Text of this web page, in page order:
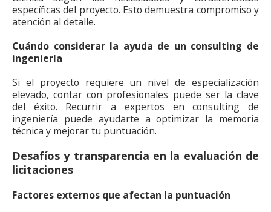
específicas del proyecto. Esto demuestra compromiso y
atención al detalle.
Cuándo considerar la ayuda de un consulting de
ingeniería
Si el proyecto requiere un nivel de especialización
elevado, contar con profesionales puede ser la clave
del éxito. Recurrir a expertos en consulting de
ingeniería puede ayudarte a optimizar la memoria
técnica y mejorar tu puntuación.
Desafíos y transparencia en la evaluación de
licitaciones
Factores externos que afectan la puntuación